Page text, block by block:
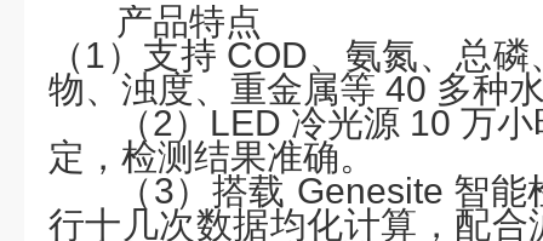
产品特点
（1）支持 COD、氨氮、 总磷
物、浊度、重金属等 40 多种
（2）LED 冷光源 10 万
定，检测结果准确。
（3）搭载 Genesite 智
行十几次数据均化计算，配